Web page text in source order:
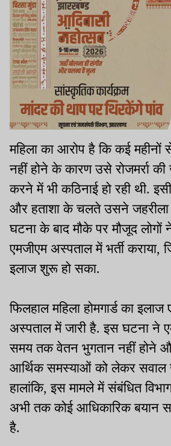
महिला का आरोप है कि कई महीनों
नहीं होने के कारण उसे रोजमर्रा
करने में भी कठिनाई हो रही थी.
और हताशा के चलते उसने जहरीला
घटना के बाद मौके पर मौजूद
एमजीएम अस्पताल में भर्ती
इलाज शुरू हो सका.
फिलहाल महिला होमगार्ड का इलाज
अस्पताल में जारी है. इस घटना ने
समय तक वेतन भुगतान नहीं होने और
आर्थिक समस्याओं को लेकर सवाल
हालांकि, इस मामले में संबंधित
अभी तक कोई आधिकारिक बयान
है.